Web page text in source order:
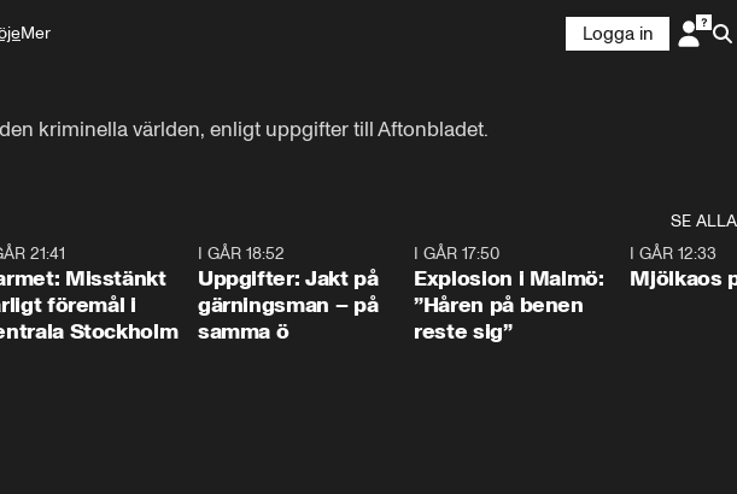
Mer
Logga in
kriminella världen, enligt uppgifter till Aftonbladet.
SE ALLA
21:41
Misstänkt
föremål i
Stockholm
I GÅR 18:52
Uppgifter: Jakt på
gärningsman – på
samma ö
I GÅR 17:50
Explosion i Malmö:
”Håren på benen
reste sig”
I GÅR 12:33
Mjölkaos